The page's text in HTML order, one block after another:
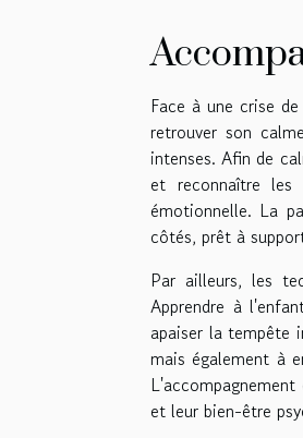
Face à une crise
retrouver son
intenses. Afin de
et reconnaître
émotionnelle. La
côtés, prêt à
Par ailleurs, les
Apprendre à
apaiser la tempête
mais également à
et leur bien-être